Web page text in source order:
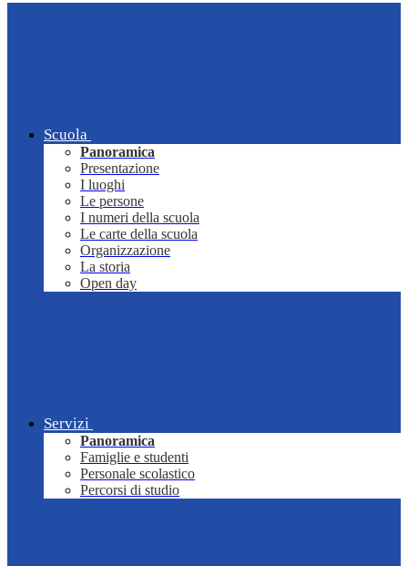
Scuola
Panoramica
Presentazione
I luoghi
Le persone
I numeri della scuola
Le carte della scuola
Organizzazione
La storia
Open day
Servizi
Panoramica
Famiglie e studenti
Personale scolastico
Percorsi di studio